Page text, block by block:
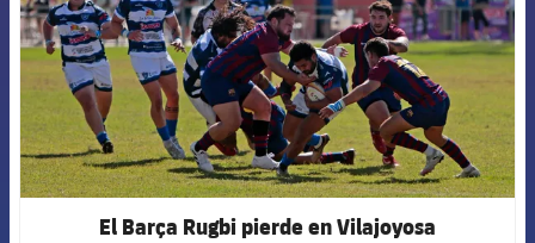
El Barça Rugbi pierde en Vilajoyosa